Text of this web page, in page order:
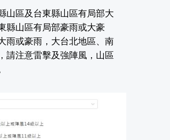
山區及台東縣山區有局部大
縣山區有局部豪雨或大豪
雨或豪雨，大台北地區、南
請注意雷擊及強陣風，山區